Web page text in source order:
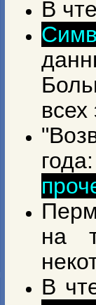
В
на
В